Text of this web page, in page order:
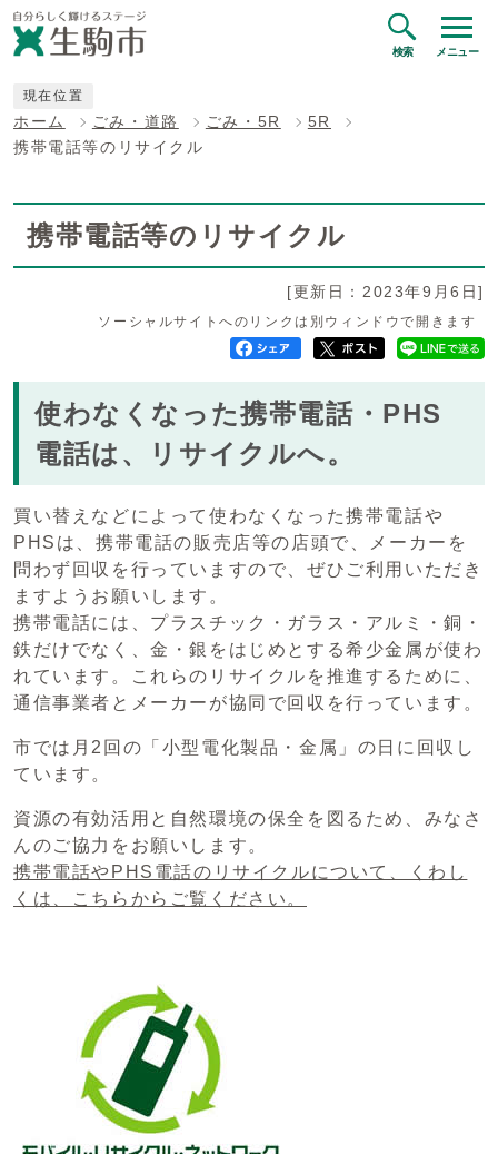
検索 メニュー
現在位置
ホーム ごみ・道路 ごみ・5R
5R
携帯電話等のリサイクル
携帯電話等のリサイクル
[更新日：2023年9月6日]
ソーシャルサイトへのリンクは別ウィンドウで開きます
使わなくなった携帯電話・PHS
電話は、リサイクルへ。
買い替えなどによって使わなくなった携帯電話や
PHSは、携帯電話の販売店等の店頭で、メーカーを
問わず回収を行っていますので、ぜひご利用いただき
ますようお願いします。
携帯電話には、プラスチック・ガラス・アルミ・銅・
鉄だけでなく、金・銀をはじめとする希少金属が使わ
れています。これらのリサイクルを推進するために、
通信事業者とメーカーが協同で回収を行っています。
市では月2回の「小型電化製品・金属」の日に回収し
ています。
資源の有効活用と自然環境の保全を図るため、みなさ
んのご協力をお願いします。
携帯電話やPHS電話のリサイクルについて、くわし
くは、こちらからご覧ください。